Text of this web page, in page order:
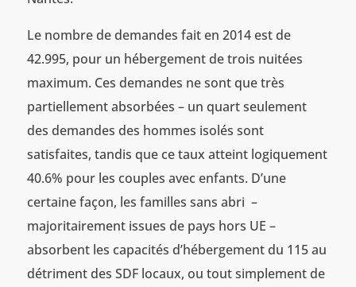
Le nombre de demandes fait en 2014 est de
42.995, pour un hébergement de trois nuitées
maximum. Ces demandes ne sont que très
partiellement absorbées – un quart seulement
des demandes des hommes isolés sont
satisfaites, tandis que ce taux atteint logiquement
40.6% pour les couples avec enfants. D’une
certaine façon, les familles sans abri –
majoritairement issues de pays hors UE –
absorbent les capacités d’hébergement du 115 au
détriment des SDF locaux, ou tout simplement de